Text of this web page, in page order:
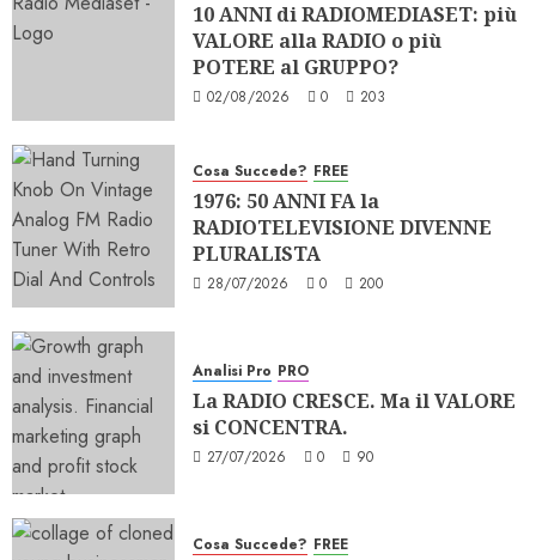
10 ANNI di RADIOMEDIASET: più
VALORE alla RADIO o più
POTERE al GRUPPO?
02/08/2026 0 203
Cosa Succede? FREE
1976: 50 ANNI FA la
RADIOTELEVISIONE DIVENNE
PLURALISTA
28/07/2026 0 200
Analisi Pro PRO
La RADIO CRESCE. Ma il VALORE
si CONCENTRA.
27/07/2026 0 90
Cosa Succede? FREE